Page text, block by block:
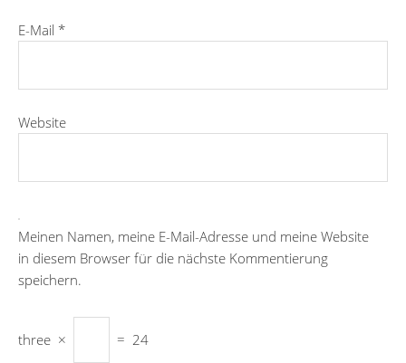
E-Mail *
Website
Meinen Namen, meine E-Mail-Adresse und meine Website
in diesem Browser für die nächste Kommentierung
speichern.
three × = 24